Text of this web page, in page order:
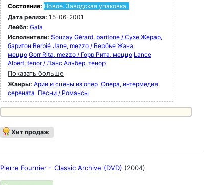
Состояние: Новое. Заводская упаковка.
Дата релиза: 15-06-2001
Лейбл: Gala
Исполнители: Souzay Gérard, baritone / Сузе Жерар,
баритон Berbié Jane, mezzo / Бербье Жана,
меццо Gorr Rita, mezzo / Горр Рита, меццо Lance
Albert, tenor / Ланс Альбер, тенор
Показать больше
Жанры: Арии и сцены из опер Опера, интермедия,
серената Песни / Романсы
Хит продаж
Pierre Fournier - Classic Archive (DVD) (2004)